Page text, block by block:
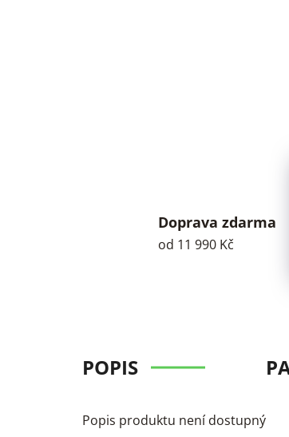
Doprava zdarma
od 11 990 Kč
POPIS
Popis produktu není dostupný